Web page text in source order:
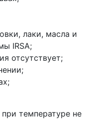
лаки, масла и
IRSA;
отсутствует;
температуре не